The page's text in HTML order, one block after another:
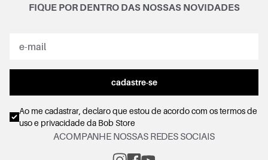
FIQUE POR DENTRO DAS NOSSAS NOVIDADES
cadastre-se
Ao me cadastrar, declaro que estou de acordo com ostermos de
uso e privacidadeda Bob Store
ACOMPANHE NOSSAS REDES SOCIAIS